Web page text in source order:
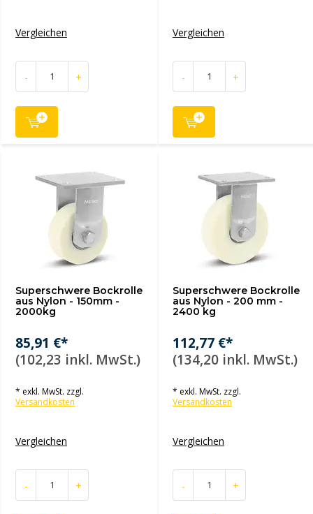
Vergleichen
- +
Vergleichen
- +
Superschwere Bockrolle
aus Nylon - 150mm -
2000kg
85,91 €*
(102,23 inkl. MwSt.)
* exkl. MwSt. zzgl.
Versandkosten
Vergleichen
- +
Superschwere Bockrolle
aus Nylon - 200 mm -
2400 kg
112,77 €*
(134,20 inkl. MwSt.)
* exkl. MwSt. zzgl.
Versandkosten
Vergleichen
- +